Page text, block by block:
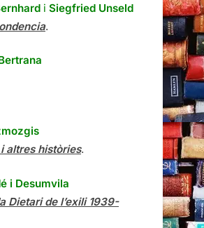
i Siegfried Unseld
.
altres històries.
i Desumvila
Dietari de l’exili 1939-